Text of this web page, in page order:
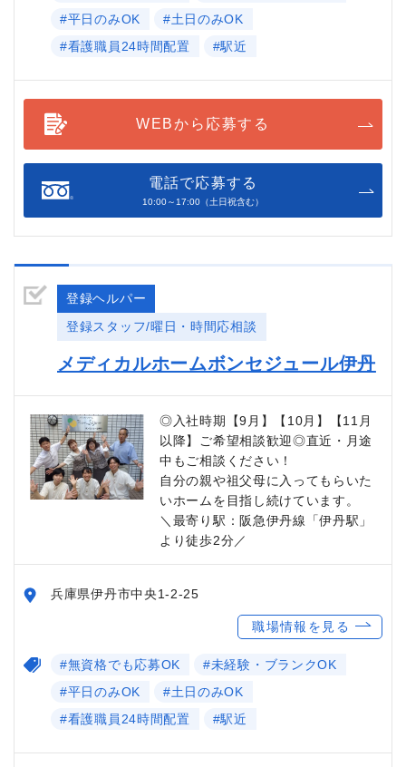
#平日のみOK
#土日のみOK
#看護職員24時間配置
#駅近
WEBから応募する
電話で応募する
10:00～17:00（土日祝含む）
登録ヘルパー
登録スタッフ/曜日・時間応相談
メディカルホームボンセジュール伊丹
◎入社時期【9月】【10月】【11月
以降】ご希望相談歓迎◎直近・月途
中もご相談ください！
自分の親や祖父母に入ってもらいた
いホームを目指し続けています。
＼最寄り駅：阪急伊丹線「伊丹駅」
より徒歩2分／
兵庫県伊丹市中央1-2-25
職場情報を見る
#無資格でも応募OK
#未経験・ブランクOK
#平日のみOK
#土日のみOK
#看護職員24時間配置
#駅近